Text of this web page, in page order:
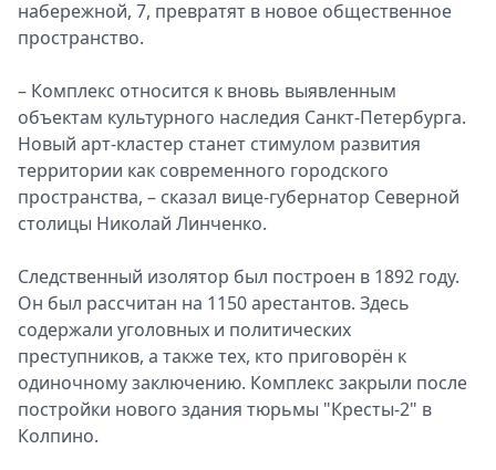
набережной, 7, превратят в новое общественное
пространство.
– Комплекс относится к вновь выявленным
объектам культурного наследия Санкт-Петербурга.
Новый арт-кластер станет стимулом развития
территории как современного городского
пространства, – сказал вице-губернатор Северной
столицы Николай Линченко.
Следственный изолятор был построен в 1892 году.
Он был рассчитан на 1150 арестантов. Здесь
содержали уголовных и политических
преступников, а также тех, кто приговорён к
одиночному заключению. Комплекс закрыли после
постройки нового здания тюрьмы "Кресты-2" в
Колпино.